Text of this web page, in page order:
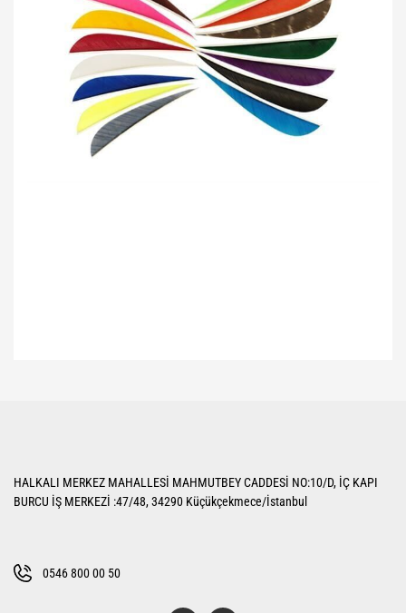
Ürün açıklamasında eksik bilgiler bulunuyor.
Bu ürüne benzer farklı alternatifler olmalı.
HALKALI MERKEZ MAHALLESİ MAHMUTBEY CADDESİ NO:10/D, İÇ KAPI
BURCU İŞ MERKEZİ :47/48, 34290 Küçükçekmece/İstanbul
0546 800 00 50